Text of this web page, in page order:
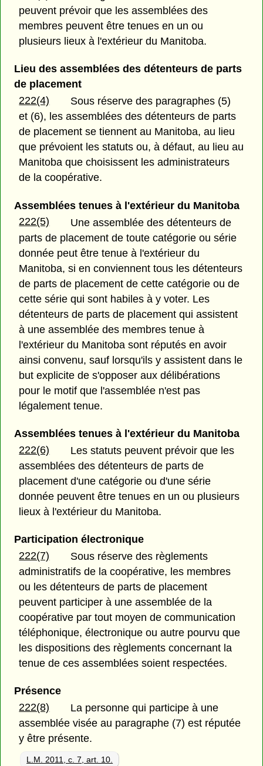
peuvent prévoir que les assemblées des
membres peuvent être tenues en un ou
plusieurs lieux à l'extérieur du Manitoba.
Lieu des assemblées des détenteurs de parts
de placement
222(4)
Sous réserve des paragraphes (5)
et (6), les assemblées des détenteurs de parts
de placement se tiennent au Manitoba, au lieu
que prévoient les statuts ou, à défaut, au lieu au
Manitoba que choisissent les administrateurs
de la coopérative.
Assemblées tenues à l'extérieur du Manitoba
222(5)
Une assemblée des détenteurs de
parts de placement de toute catégorie ou série
donnée peut être tenue à l'extérieur du
Manitoba, si en conviennent tous les détenteurs
de parts de placement de cette catégorie ou de
cette série qui sont habiles à y voter. Les
détenteurs de parts de placement qui assistent
à une assemblée des membres tenue à
l'extérieur du Manitoba sont réputés en avoir
ainsi convenu, sauf lorsqu'ils y assistent dans le
but explicite de s'opposer aux délibérations
pour le motif que l'assemblée n'est pas
légalement tenue.
Assemblées tenues à l'extérieur du Manitoba
222(6)
Les statuts peuvent prévoir que les
assemblées des détenteurs de parts de
placement d'une catégorie ou d'une série
donnée peuvent être tenues en un ou plusieurs
lieux à l'extérieur du Manitoba.
Participation électronique
222(7)
Sous réserve des règlements
administratifs de la coopérative, les membres
ou les détenteurs de parts de placement
peuvent participer à une assemblée de la
coopérative par tout moyen de communication
téléphonique, électronique ou autre pourvu que
les dispositions des règlements concernant la
tenue de ces assemblées soient respectées.
Présence
222(8)
La personne qui participe à une
assemblée visée au paragraphe (7) est réputée
y être présente.
L.M. 2011, c. 7, art. 10.